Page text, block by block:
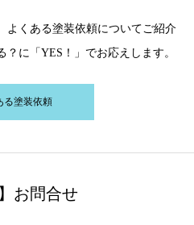
よくある塗装依頼についてご紹介
に「YES！」でお応えします。
る塗装依頼
お問合せ